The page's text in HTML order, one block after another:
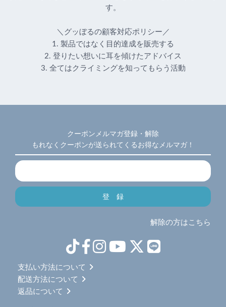
す。
＼グッぼるの顧客対応ポリシー／
1. 製品ではなく目的達成を販売する
2. 登りたい想いに耳を傾けたアドバイス
3. 全てはクライミングを知ってもらう活動
クーポンメルマガ登録・解除
もれなくクーポンが送られてくるお得なメルマガ！
解除の方はこちら
支払い方法について
配送方法について
返品について